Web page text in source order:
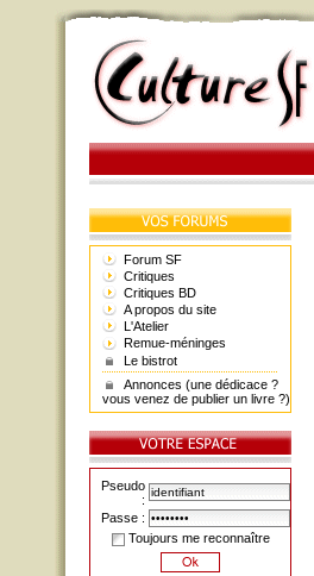
Forum SF
Critiques
Critiques BD
A propos du site
L'Atelier
Remue-méninges
Le bistrot
Annonces (une dédicace ?
vous venez de publier un livre ?)
Pseudo
:
Passe :
Toujours me reconnaître